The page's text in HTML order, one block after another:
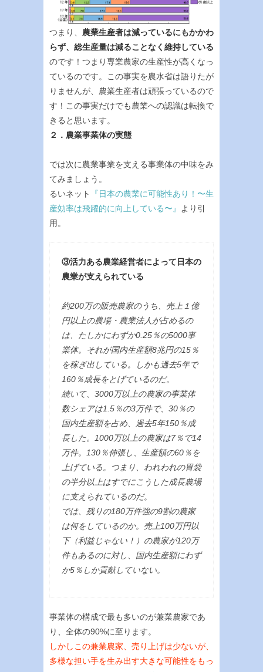
つまり、 農業生産者は減っているにもかかわ
らず、総生産量は減ることなく維持している
のです！つまり専業農家の生産性が高くなっ
ているのです。この事実を農水省は語りたが
りませんが、農業生産者は頑張っているので
す！この事実だけでも農業への認識は転換で
きると思います。
２．農業事業体の実態
では次に農業事業を支える事業体の中味をみ
てみましょう。
るいネット
『日本の農業に可能性あり！〜生
産効率は飛躍的に向上している〜』
より引
用。
③活力ある農業経営者によって日本の
農業が支えられている
約200万の販売農家のうち、売上１億
円以上の農場・農業法人が占めるの
は、たしかにわずか0.25％の5000事
業体。それが国内生産額8兆円の15％
を稼ぎ出している。しかも過去5年で
160％成長をとげているのだ。
続いて、3000万以上の農家の事業体
数シェアは1.5％の3万件で、30％の
国内生産額を占め、過去5年150％成
長した。1000万以上の農家は7％で14
万件。130％伸張し、生産額の60％を
上げている。つまり、われわれの胃袋
の半分以上はすでにこうした成長農場
に支えられているのだ。
では、残りの180万件強の9割の農家
は何をしているのか。売上100万円以
下（利益じゃない！）の農家が120万
件もあるのに対し、国内生産額にわず
か5％しか貢献していない。
事業体の構成で最も多いのが兼業農家であ
り、全体の90%に至ります。
しかしこの兼業農家、売り上げは少ないが、
多様な担い手を生み出す大きな可能性をもっ